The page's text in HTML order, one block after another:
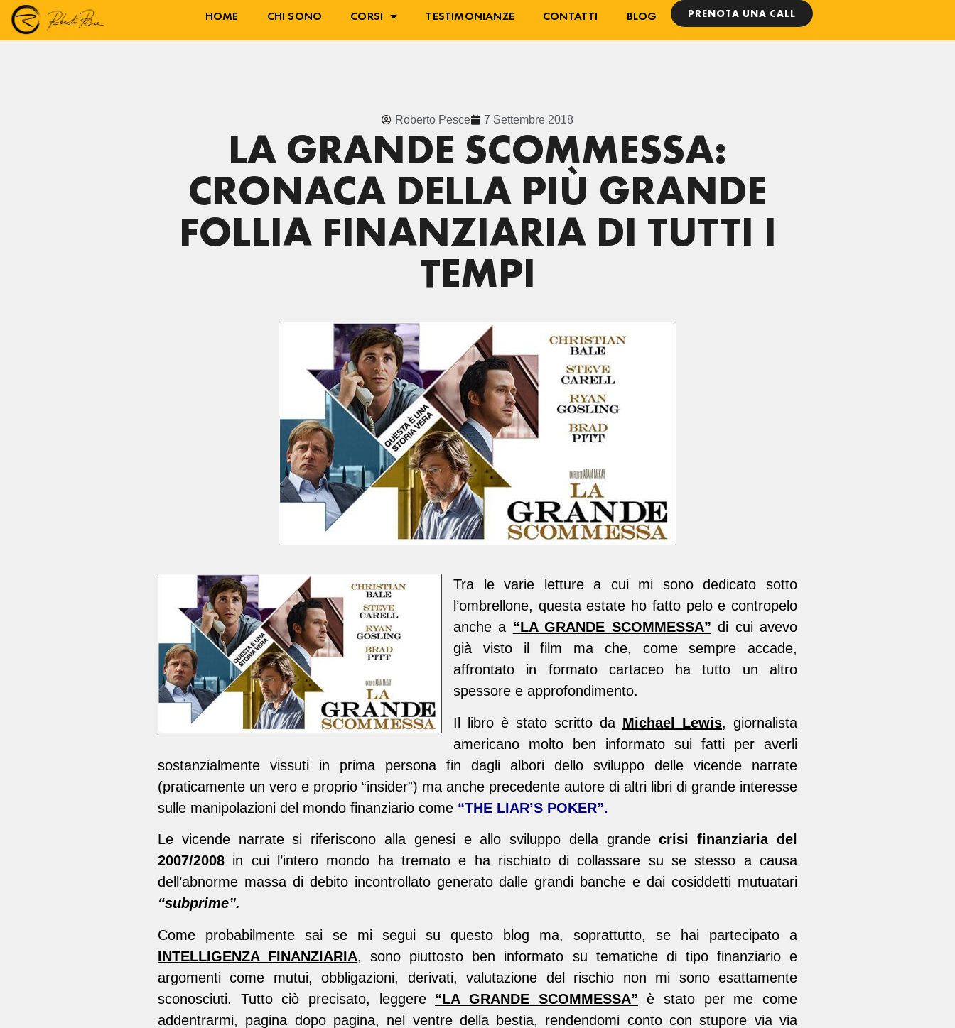
HOME CHI SONO CORSI TESTIMONIANZE CONTATTI BLOG PRENOTA UNA CALL
Roberto Pesce 7 Settembre 2018
LA GRANDE SCOMMESSA:
CRONACA DELLA PIÙ GRANDE
FOLLIA FINANZIARIA DI TUTTI I
TEMPI
Tra le varie letture a cui mi sono dedicato sotto
l’ombrellone, questa estate ho fatto pelo e contropelo
anche a “LA GRANDE SCOMMESSA” di cui avevo
già visto il film ma che, come sempre accade,
affrontato in formato cartaceo ha tutto un altro
spessore e approfondimento.
Il libro è stato scritto da Michael Lewis, giornalista
americano molto ben informato sui fatti per averli
sostanzialmente vissuti in prima persona fin dagli albori dello sviluppo delle vicende narrate
(praticamente un vero e proprio “insider”) ma anche precedente autore di altri libri di grande interesse
sulle manipolazioni del mondo finanziario come “THE LIAR’S POKER”.
Le vicende narrate si riferiscono alla genesi e allo sviluppo della grandecrisi finanziaria del
2007/2008 in cui l’intero mondo ha tremato e ha rischiato di collassare su se stesso a causa
dell’abnorme massa di debito incontrollato generato dalle grandi banche e dai cosiddetti mutuatari
“subprime”.
Come probabilmente sai se mi segui su questo blog ma, soprattutto, se hai partecipato a
INTELLIGENZA FINANZIARIA, sono piuttosto ben informato su tematiche di tipo finanziario e
argomenti come mutui, obbligazioni, derivati, valutazione del rischio non mi sono esattamente
sconosciuti. Tutto ciò precisato, leggere “LA GRANDE SCOMMESSA” è stato per me come
addentrarmi, pagina dopo pagina, nel ventre della bestia, rendendomi conto con stupore via via